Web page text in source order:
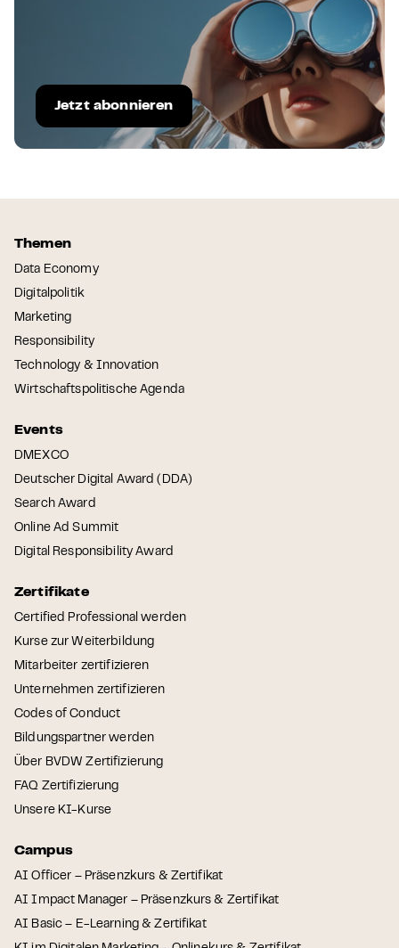
Jetzt abonnieren
Themen
Data Economy
Digitalpolitik
Marketing
Responsibility
Technology & Innovation
Wirtschaftspolitische Agenda
Events
DMEXCO
Deutscher Digital Award (DDA)
Search Award
Online Ad Summit
Digital Responsibility Award
Zertifikate
Certified Professional werden
Kurse zur Weiterbildung
Mitarbeiter zertifizieren
Unternehmen zertifizieren
Codes of Conduct
Bildungspartner werden
Über BVDW Zertifizierung
FAQ Zertifizierung
Unsere KI-Kurse
Campus
AI Officer – Präsenzkurs & Zertifikat
AI Impact Manager – Präsenzkurs & Zertifikat
AI Basic – E-Learning & Zertifikat